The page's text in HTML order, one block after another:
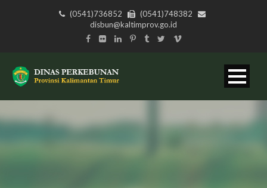
(0541)736852
(0541)748382
disbun@kaltimprov.go.id